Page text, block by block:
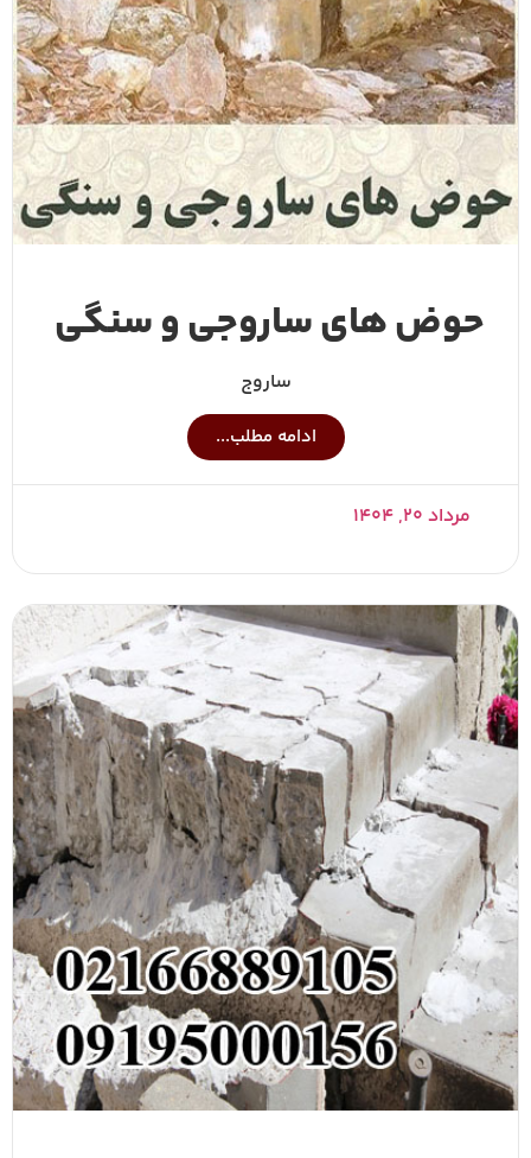
حوض های ساروجی و سنگی
ساروج
ادامه مطلب...
مرداد ۲۰, ۱۴۰۴